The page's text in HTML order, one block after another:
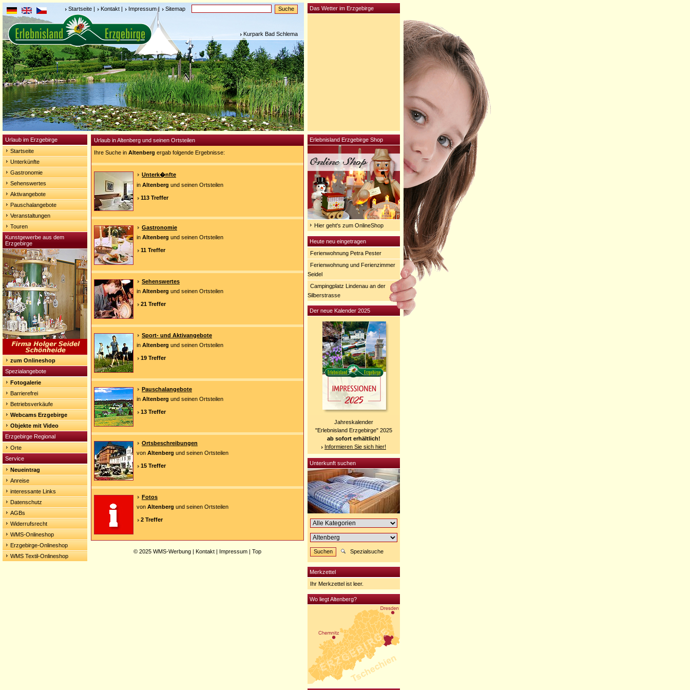
Startseite | Kontakt | Impressum| Sitemap
Kurpark Bad Schlema
Urlaub im Erzgebirge
Startseite
Unterkünfte
Gastronomie
Sehenswertes
Aktivangebote
Pauschalangebote
Veranstaltungen
Touren
Kunstgewerbe aus dem
Erzgebirge
zum Onlineshop
Spezialangebote
Fotogalerie
Barrierefrei
Betriebsverkäufe
Webcams Erzgebirge
Objekte mit Video
Erzgebirge Regional
Orte
Service
Neueintrag
Anreise
interessante Links
Datenschutz
AGBs
Widerrufsrecht
WMS-Onlineshop
Erzgebirge-Onlineshop
WMS Textil-Onlineshop
Urlaub in Altenberg und seinen Ortsteilen
Ihre Suche in Altenberg ergab folgende Ergebnisse:
Unterk�nfte
in Altenberg und seinen Ortsteilen
113 Treffer
Gastronomie
in Altenberg und seinen Ortsteilen
11 Treffer
Sehenswertes
in Altenberg und seinen Ortsteilen
21 Treffer
Sport- und Aktivangebote
in Altenberg und seinen Ortsteilen
19 Treffer
Pauschalangebote
in Altenberg und seinen Ortsteilen
13 Treffer
Ortsbeschreibungen
von Altenberg und seinen Ortsteilen
15 Treffer
Fotos
von Altenberg und seinen Ortsteilen
2 Treffer
© 2025 WMS-Werbung | Kontakt | Impressum | Top
Erlebnisland Erzgebirge Shop
Hier geht's zum OnlineShop
Heute neu eingetragen
Ferienwohnung Petra Pester
Ferienwohnung und Ferienzimmer
Seidel
Campingplatz Lindenau an der
Silberstrasse
Der neue Kalender 2025
Jahreskalender
"Erlebnisland Erzgebirge" 2025
ab sofort erhältlich!
Informieren Sie sich hier!
Unterkunft suchen
Spezialsuche
Merkzettel
Ihr Merkzettel ist leer.
Wo liegt Altenberg?
Das Wetter im Erzgebirge